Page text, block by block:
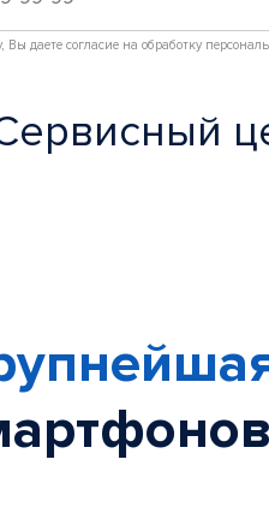
даете согласие на обработку